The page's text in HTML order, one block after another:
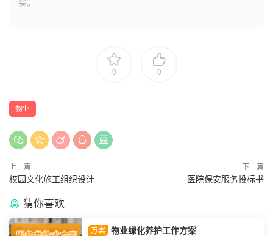
0 0
物业
上一篇
校园文化施工组织设计
下一篇
医院保安服务投标书
猜你喜欢
方案 物业绿化养护工作方案